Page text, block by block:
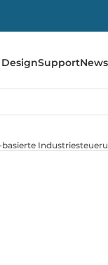
SupportNews
basierte